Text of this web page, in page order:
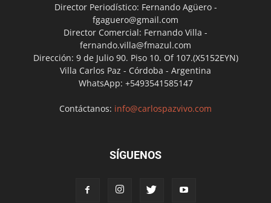
Director Periodístico: Fernando Agüero -
fgaguero@gmail.com
Director Comercial: Fernando Villa -
fernando.villa@fmazul.com
Dirección: 9 de Julio 90. Piso 10. Of 107.(X5152EYN)
Villa Carlos Paz - Córdoba - Argentina
WhatsApp: +5493541585147
Contáctanos: info@carlospazvivo.com
SÍGUENOS